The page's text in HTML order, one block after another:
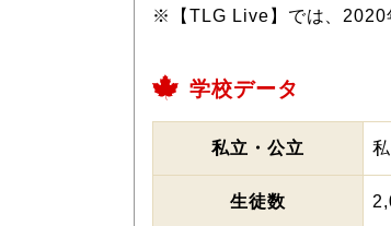
※【TLG Live】では、2020
学校データ
私立・公立
生徒数